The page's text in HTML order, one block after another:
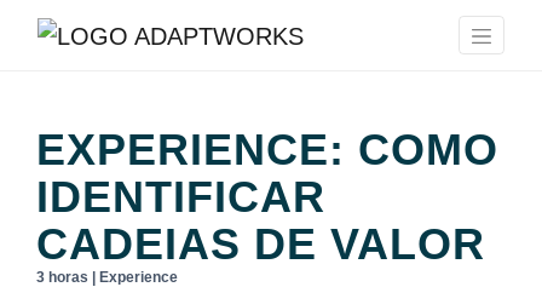
EXPERIENCE: COMO
IDENTIFICAR
CADEIAS DE VALOR
3 horas | Experience